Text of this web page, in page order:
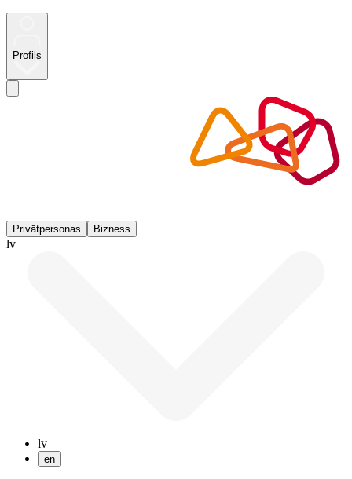
Profils
Privātpersonas Bizness
lv
lv
en